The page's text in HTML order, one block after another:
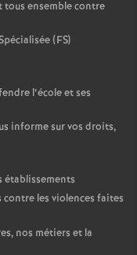
tous ensemble contre
(FS)
l’école et ses
informe sur vos droits,
établissements
les violences faites
nos métiers et la